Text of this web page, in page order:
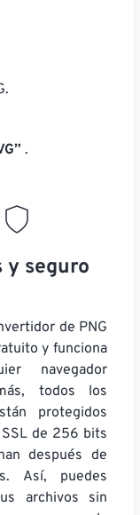
.
y seguro
de PNG
y funciona
navegador
todos los
protegidos
de 256 bits
después de
Así, puedes
archivos sin